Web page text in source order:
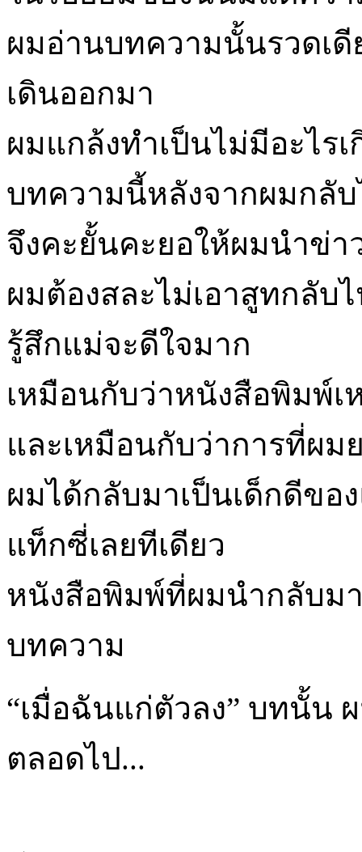
ผมอ่านบทความนั้นรวดเ
เดินออกมา
ผมแกล้งทำเป็นไม่มีอะไร
บทความนี้หลังจากผมกลั
จึงคะยั้นคะยอให้ผมนำข่า
ผมต้องสละไม่เอาสูทกลับ
รู้สึกแม่จะดีใจมาก
เหมือนกับว่าหนังสือพิมพ์
และเหมือนกับว่าการที่ผ
ผมได้กลับมาเป็นเด็กดีขอ
แท็กซี่เลยทีเดียว
หนังสือพิมพ์ที่ผมนำกลับม
บทความ
“เมื่อฉันแก่ตัวลง” บทนั้น
ตลอดไป...